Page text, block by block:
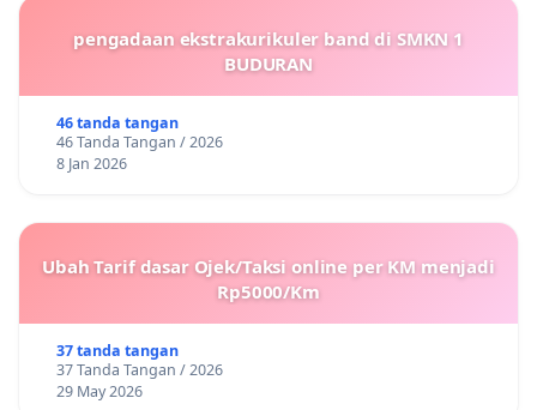
pengadaan ekstrakurikuler band di SMKN 1
BUDURAN
46 tanda tangan
46 Tanda Tangan / 2026
8 Jan 2026
Ubah Tarif dasar Ojek/Taksi online per KM menjadi
Rp5000/Km
37 tanda tangan
37 Tanda Tangan / 2026
29 May 2026